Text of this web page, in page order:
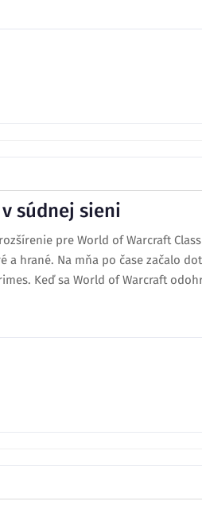
súdnej sieni
pre World of Warcraft
a hrané. Na mňa po čase začalo
Keď sa World of Warcraft